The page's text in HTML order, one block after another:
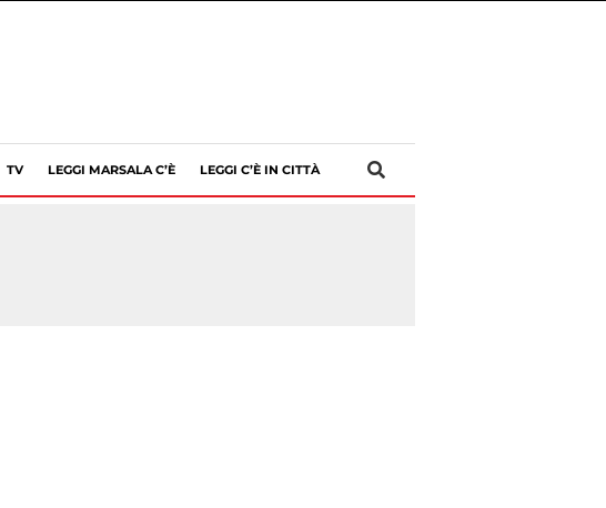
TV LEGGI MARSALA C’È LEGGI C’È IN CITTÀ